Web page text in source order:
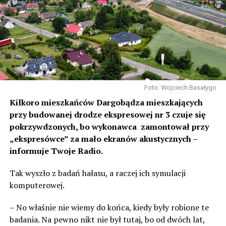
Foto: Wojciech Basałygo
Kilkoro mieszkańców Dargobądza mieszkających
przy budowanej drodze ekspresowej nr 3 czuje się
pokrzywdzonych, bo wykonawca zamontował przy
„ekspresówce” za mało ekranów akustycznych –
informuje Twoje Radio.
Tak wyszło z badań hałasu, a raczej ich symulacji
komputerowej.
– No właśnie nie wiemy do końca, kiedy były robione te
badania. Na pewno nikt nie był tutaj, bo od dwóch lat,